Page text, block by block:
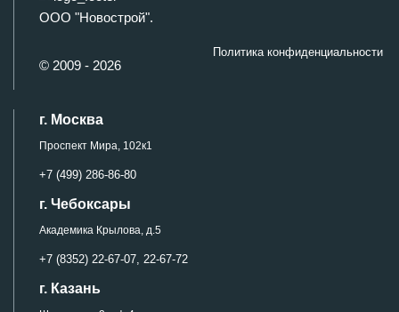
ООО "Новострой".
© 2009 - 2026
Политика конфиденциальности
г. Москва
Проспект Мира, 102к1
+7 (499) 286-86-80
г. Чебоксары
Академика Крылова, д.5
+7 (8352) 22-67-07, 22-67-72
г. Казань